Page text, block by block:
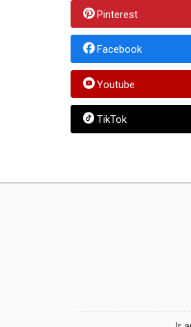
Pinterest
Facebook
Youtube
TikTok